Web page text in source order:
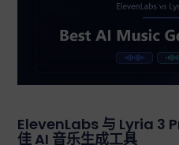
ElevenLabs 与 Lyria 3
佳 AI 音乐生成工具